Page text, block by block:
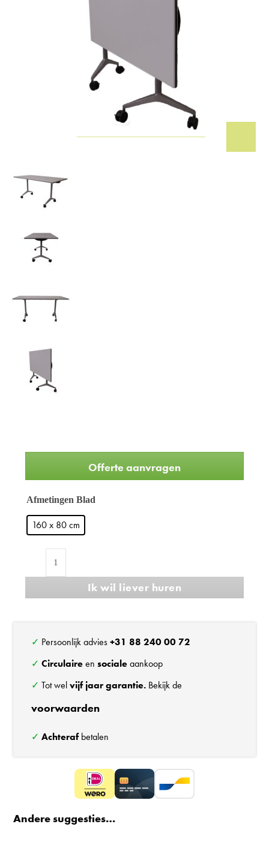
Offerte aanvragen
Afmetingen Blad
160 x 80 cm
Ik wil liever huren
✓ Persoonlijk advies+31 88 240 00 72
✓Circulaireensocialeaankoop
✓ Tot welvijf jaar garantie. Bekijk de
voorwaarden
✓Achterafbetalen
Andere suggesties…